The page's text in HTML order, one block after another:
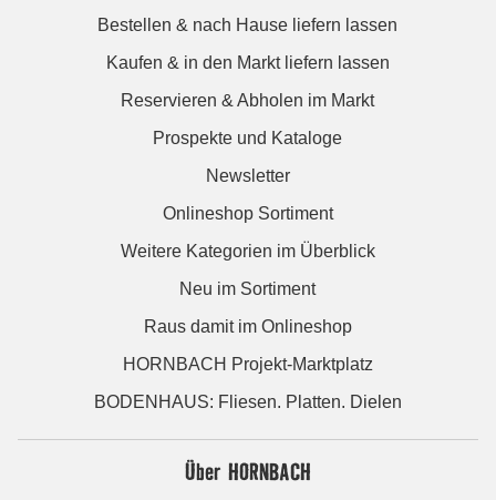
Bestellen & nach Hause liefern lassen
Kaufen & in den Markt liefern lassen
Reservieren & Abholen im Markt
Prospekte und Kataloge
Newsletter
Onlineshop Sortiment
Weitere Kategorien im Überblick
Neu im Sortiment
Raus damit im Onlineshop
HORNBACH Projekt-Marktplatz
BODENHAUS: Fliesen. Platten. Dielen
Über HORNBACH